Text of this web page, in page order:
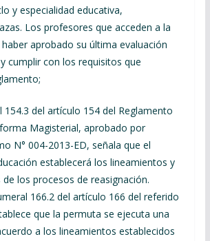
y especialidad educativa,
Los profesores que acceden a la
aprobado su última evaluación
cumplir con los requisitos que
154.3 del artículo 154 del Reglamento
Magisterial, aprobado por
N° 004-2013-ED, señala que el
establecerá los lineamientos y
los procesos de reasignación.
166.2 del artículo 166 del referido
que la permuta se ejecuta una
a los lineamientos establecidos